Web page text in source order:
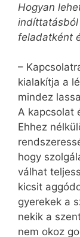
Hogyan
indíttatásból
feladatként
–
kialakítja a
mindez
A kapcsolat
Ehhez
hogy
válhat
kicsit
gyerekek a
nekik a
nem okoz